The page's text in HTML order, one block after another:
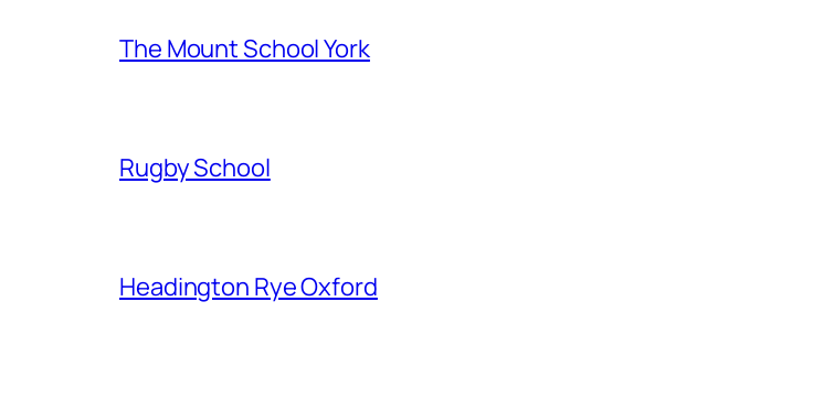
The Mount School York
Rugby School
Headington Rye Oxford